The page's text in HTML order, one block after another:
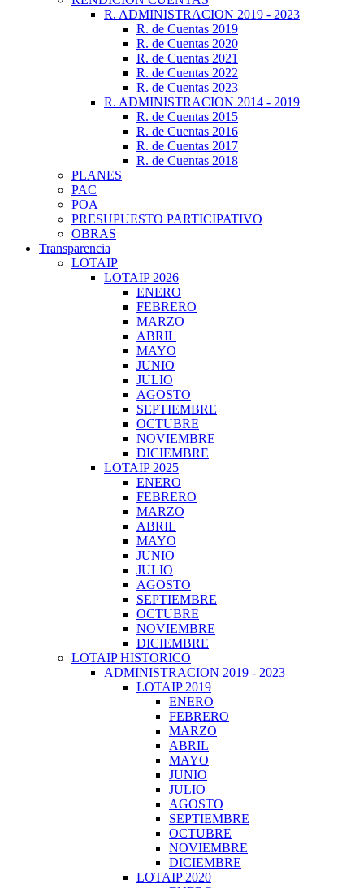
R. ADMINISTRACION 2019 - 2023
R. de Cuentas 2019
R. de Cuentas 2020
R. de Cuentas 2021
R. de Cuentas 2022
R. de Cuentas 2023
R. ADMINISTRACION 2014 - 2019
R. de Cuentas 2015
R. de Cuentas 2016
R. de Cuentas 2017
R. de Cuentas 2018
PLANES
PAC
POA
PRESUPUESTO PARTICIPATIVO
OBRAS
Transparencia
LOTAIP
LOTAIP 2026
ENERO
FEBRERO
MARZO
ABRIL
MAYO
JUNIO
JULIO
AGOSTO
SEPTIEMBRE
OCTUBRE
NOVIEMBRE
DICIEMBRE
LOTAIP 2025
ENERO
FEBRERO
MARZO
ABRIL
MAYO
JUNIO
JULIO
AGOSTO
SEPTIEMBRE
OCTUBRE
NOVIEMBRE
DICIEMBRE
LOTAIP HISTORICO
ADMINISTRACION 2019 - 2023
LOTAIP 2019
ENERO
FEBRERO
MARZO
ABRIL
MAYO
JUNIO
JULIO
AGOSTO
SEPTIEMBRE
OCTUBRE
NOVIEMBRE
DICIEMBRE
LOTAIP 2020